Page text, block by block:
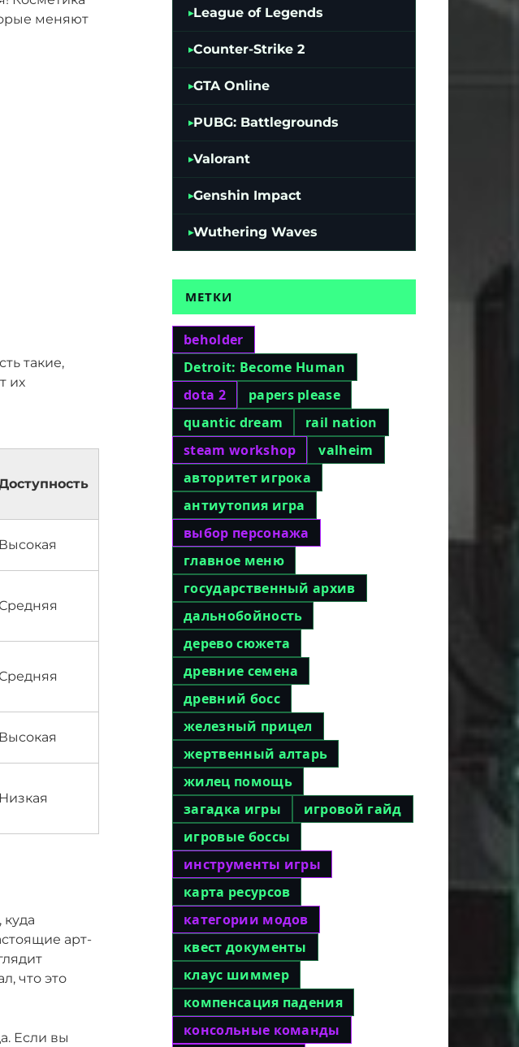
меняют
такие,
их
Высокая
Средняя
Средняя
Высокая
Низкая
куда
арт-
что это
Если вы
League of Legends
Counter-Strike 2
GTA Online
PUBG: Battlegrounds
Valorant
Genshin Impact
Wuthering Waves
МЕТКИ
beholder
Detroit: Become Human
dota 2
papers please
quantic dream
rail nation
steam workshop
valheim
авторитет игрока
антиутопия игра
выбор персонажа
главное меню
государственный архив
дальнобойность
дерево сюжета
древние семена
древний босс
железный прицел
жертвенный алтарь
жилец помощь
загадка игры
игровой гайд
игровые боссы
инструменты игры
карта ресурсов
категории модов
квест документы
клаус шиммер
компенсация падения
консольные команды